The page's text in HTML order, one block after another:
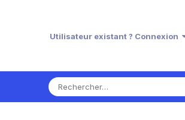
Utilisateur existant ? Connexion